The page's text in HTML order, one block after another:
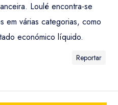
Loulé encontra-se
em várias categorias, como
económico líquido.
Reportar